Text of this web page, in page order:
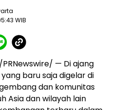
WIB
PRNewswire/ — Di ajang
yang baru saja digelar di
dan komunitas
Asia dan wilayah lain